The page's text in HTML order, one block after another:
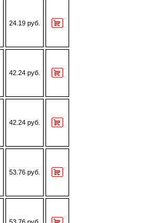
24.19 руб.
42.24 руб.
42.24 руб.
53.76 руб.